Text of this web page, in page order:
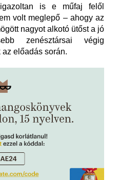
is e műfaj felől
volt meglepő – ahogy az
nagyot alkotó ütőst a jó
zenésztársai végig
az előadás során.